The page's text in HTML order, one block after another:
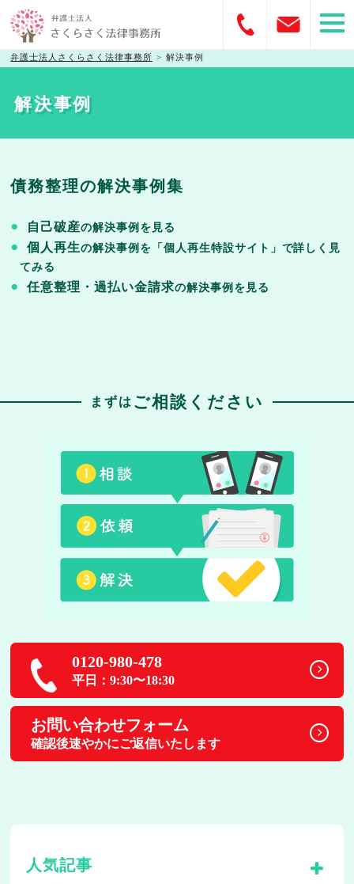
弁護士法人さくらさく法律事務所 > 解決事例
解決事例
債務整理の解決事例集
自己破産の解決事例を見る
個人再生の解決事例を「個人再生特設サイト」で詳しく見
てみる
任意整理・過払い金請求の解決事例を見る
まずは ご相談ください
0120-980-478
平日：9:30〜18:30
お問い合わせフォーム
確認後速やかにご返信いたします
人気記事